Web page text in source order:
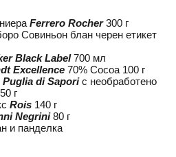
Ferrero Rocher300 г
Совиньон блан черен етикет
Black Label700 мл
Excellence 70% Cocoa 100 г
Puglia di Saporiс необработено
г
Rois 140 г
Negrini 80 г
и панделка